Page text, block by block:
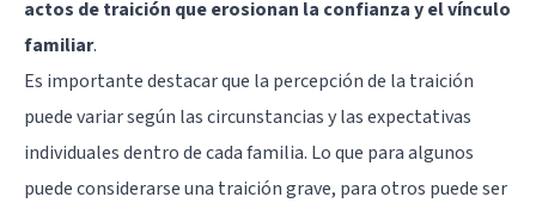
actos de traición que erosionan la confianza y el vínculo
familiar.
Es importante destacar que la percepción de la traición
puede variar según las circunstancias y las expectativas
individuales dentro de cada familia. Lo que para algunos
puede considerarse una traición grave, para otros puede ser